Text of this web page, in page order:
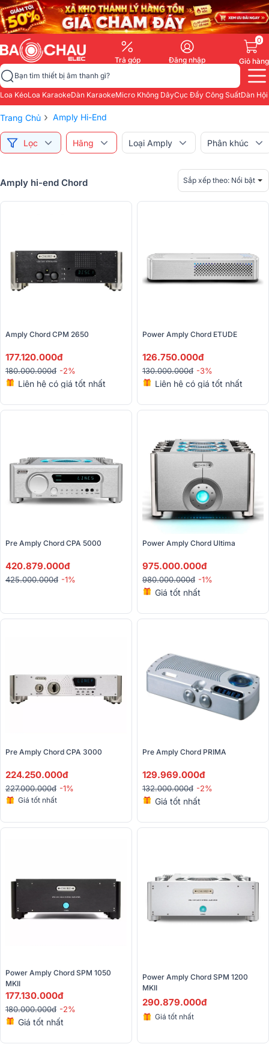
Trả góp Đăng nhập
0
Giỏ hàng
Bạn tìm thiết bị âm thanh gì?
Loa KéoLoa KaraokeDàn KaraokeMicro Không DâyCục Đẩy Công SuấtDàn
Trang Chủ › Amply Hi-End
Lọc Hãng Loại Amply Phân khúc
Amply hi-end Chord Sắp xếp theo: Nổi bật
177.120.000đ
180.000.000đ -2%
Liên hệ có giá tốt nhất
126.750.000đ
130.000.000đ -3%
Liên hệ có giá tốt nhất
Pre Amply Chord CPA 5000
420.879.000đ
425.000.000đ -1%
975.000.000đ
980.000.000đ -1%
Giá tốt nhất
224.250.000đ
227.000.000đ -1%
Giá tốt nhất
Pre Amply Chord PRIMA
129.969.000đ
132.000.000đ -2%
Giá tốt nhất
Power Amply Chord SPM 1050
177.130.000đ
180.000.000đ -2%
Giá tốt nhất
Power Amply Chord SPM 1200
290.879.000đ
Giá tốt nhất